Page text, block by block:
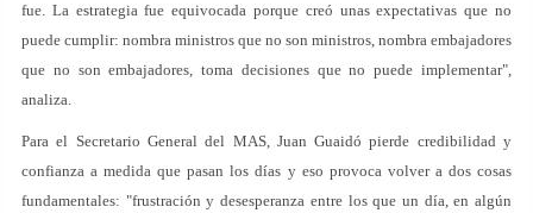
fue. La estrategia fue equivocada porque creó unas expectativas que no
puede cumplir: nombra ministros que no son ministros, nombra embajadores
que no son embajadores, toma decisiones que no puede implementar",
analiza.
Para el Secretario General del MAS, Juan Guaidó pierde credibilidad y
confianza a medida que pasan los días y eso provoca volver a dos cosas
fundamentales: "frustración y desesperanza entre los que un día, en algún